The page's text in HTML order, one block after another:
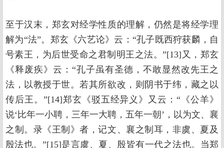
至于汉末，郑玄对经学性质的理解，仍然是将经学理
解为“法”。郑玄《六艺论》云：“孔子既西狩获麟，自
号素王，为后世受命之君制明王之法。”[13]又，郑玄
《释废疾》云：“孔子虽有圣德，不敢显然改先王之
法，以教授于世。若其所欲改，则阴书于纬，藏之以
传后王。”[14]郑玄《驳五经异义》又云：“《公羊》
说‘比年一小聘，三年一大聘，五年一朝’，以为文、襄
之制。录《王制》者，记文、襄之制耳，非虞、夏及
殷法也。”[15]是言虞、夏、殷皆有一代之法也。当郑